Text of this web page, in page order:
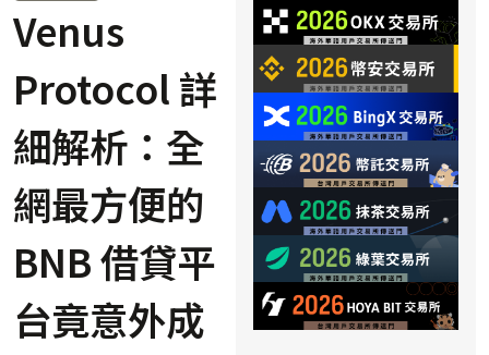
Venus
Protocol 詳
細解析：全
網最方便的
BNB 借貸平
台竟意外成